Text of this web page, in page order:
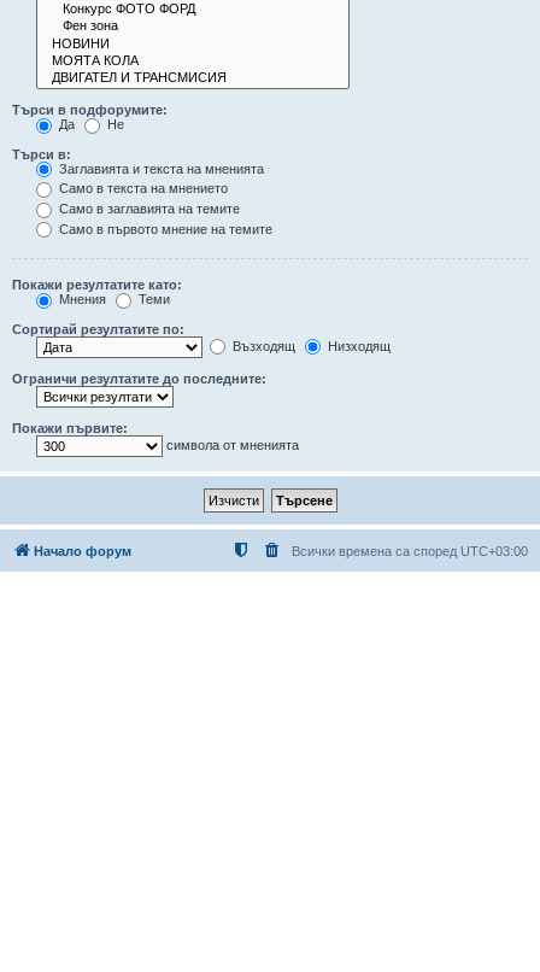
Търси в подфорумите:
Да
Не
Търси в:
Заглавията и текста на мненията
Само в текста на мнението
Само в заглавията на темите
Само в първото мнение на темите
Покажи резултатите като:
Мнения
Теми
Сортирай резултатите по:
Възходящ
Низходящ
Ограничи резултатите до последните:
Покажи първите:
символа от мненията
Начало форум Всички времена са според UTC+03:00